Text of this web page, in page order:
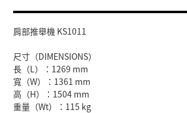
肩部推舉機 KS1011
尺寸（DIMENSIONS）
長（L）：1269 mm
寬（W）：1361 mm
高（H）：1504 mm
重量（Wt）：115 kg